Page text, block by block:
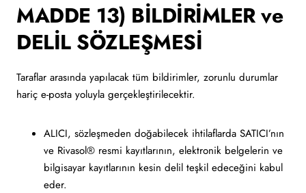
MADDE 13) BİLDİRİMLER ve
DELİL SÖZLEŞMESİ
Taraflar arasında yapılacak tüm bildirimler, zorunlu durumlar
hariç e-posta yoluyla gerçekleştirilecektir.
ALICI, sözleşmeden doğabilecek ihtilaflarda SATICI’nın
ve Rivasol® resmi kayıtlarının, elektronik belgelerin ve
bilgisayar kayıtlarının kesin delil teşkil edeceğini kabul
eder.